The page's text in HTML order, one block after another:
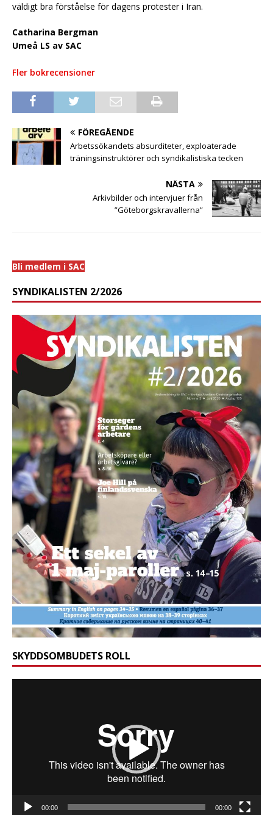
väldigt bra förståelse för dagens protester i Iran.
Catharina Bergman
Umeå LS av SAC
Fler bokrecensioner
FÖREGÅENDE
Arbetssökandets absurditeter, exploaterade
träningsinstruktörer och syndikalistiska tecken
NÄSTA
Arkivbilder och intervjuer från
”Göteborgskravallerna”
Bli medlem i SAC
SYNDIKALISTEN 2/2026
SKYDDSOMBUDETS ROLL
00:00 00:00